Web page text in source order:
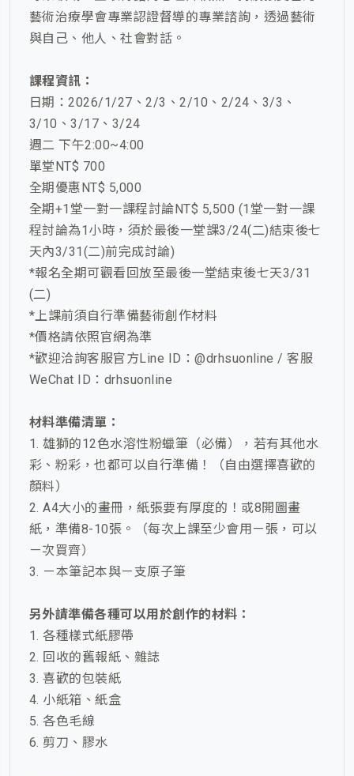
藝術治療學會專業認證督導的專業諮詢，透過藝術
與自己、他人、社會對話。
課程資訊：
日期：2026/1/27、2/3、2/10、2/24、3/3、
3/10、3/17、3/24
週二 下午2:00~4:00
單堂NT$ 700
全期優惠NT$ 5,000
全期+1堂一對一課程討論NT$ 5,500 (1堂一對一課
程討論為1小時，須於最後一堂課3/24(二)結束後七
天內3/31(二)前完成討論)
*報名全期可觀看回放至最後一堂結束後七天3/31
(二)
*上課前須自行準備藝術創作材料
*價格請依照官網為準
*歡迎洽詢客服官方Line ID：@drhsuonline / 客服
WeChat ID：drhsuonline
材料準備清單：
1. 雄獅的12色水溶性粉蠟筆（必備），若有其他水
彩、粉彩，也都可以自行準備！（自由選擇喜歡的
顏料）
2. A4大小的畫冊，紙張要有厚度的！或8開圖畫
紙，準備8-10張。（每次上課至少會用ㄧ張，可以
ㄧ次買齊）
3. ㄧ本筆記本與ㄧ支原子筆
另外請準備各種可以用於創作的材料：
1. 各種樣式紙膠帶
2. 回收的舊報紙、雜誌
3. 喜歡的包裝紙
4. 小紙箱、紙盒
5. 各色毛線
6. 剪刀、膠水